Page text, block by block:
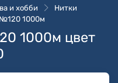
и хобби
Нитки
1000м
1000м цвет